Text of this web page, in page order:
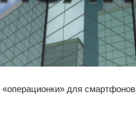
для смартфонов